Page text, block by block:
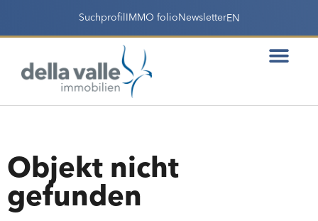
Suchprofil IMMO folio NewsletterEN
Objekt nicht
gefunden